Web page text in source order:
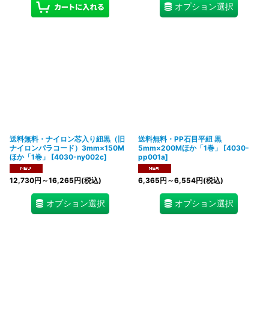
オプション選択
送料無料・ナイロン芯入り紐黒（旧
ナイロンパラコード）3mm×150M
ほか「1巻」
[4030-ny002c]
12,730円 ～16,265円(税込)
オプション選択
送料無料・PP石目平紐 黒
5mm×200Mほか「1巻」
[4030-
pp001a]
6,365円 ～6,554円(税込)
オプション選択